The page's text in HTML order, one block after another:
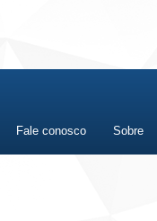
Fale conosco Sobre